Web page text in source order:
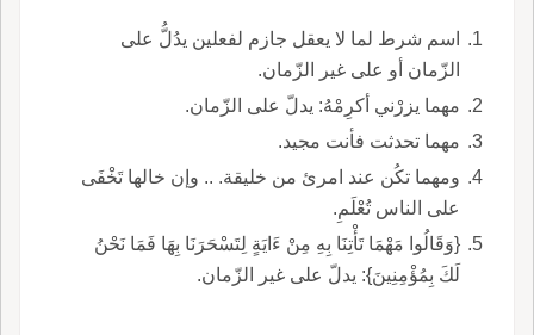
اسم شرط لما لا يعقل جازم لفعلين يدُلُّ على
الزّمان أو على غير الزّمان.
مهما يزرْني أكرِمْهُ: يدلّ على الزّمان.
مهما تحدثت فأنت مجيد.
ومهما تكُن عند امرئ من خليقة. .. وإن خالها تَخْفَى
على الناس تُعْلَمِ.
{وَقَالُوا مَهْمَا تَأْتِنَا بِهِ مِنْ ءَايَةٍ لِتَسْحَرَنَا بِهَا فَمَا نَحْنُ
لَكَ بِمُؤْمِنِينَ}: يدلّ على غير الزّمان.